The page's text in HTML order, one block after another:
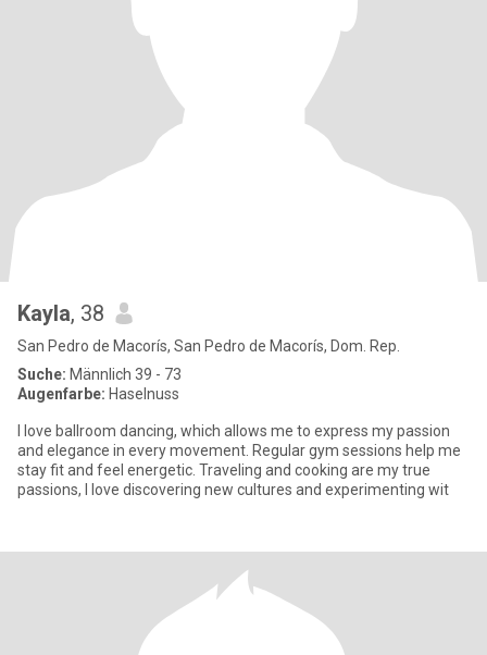
Kayla, 38
San Pedro de Macorís, San Pedro de Macorís, Dom. Rep.
Suche: Männlich 39 - 73
Augenfarbe: Haselnuss
I love ballroom dancing, which allows me to express my passion
and elegance in every movement. Regular gym sessions help me
stay fit and feel energetic. Traveling and cooking are my true
passions, I love discovering new cultures and experimenting wit